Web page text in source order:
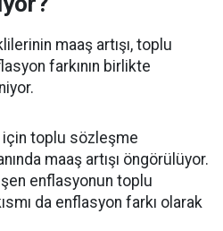
maaş artışı, toplu
farkının birlikte
için toplu sözleşme
maaş artışı öngörülüyor.
enflasyonun toplu
da enflasyon farkı olarak